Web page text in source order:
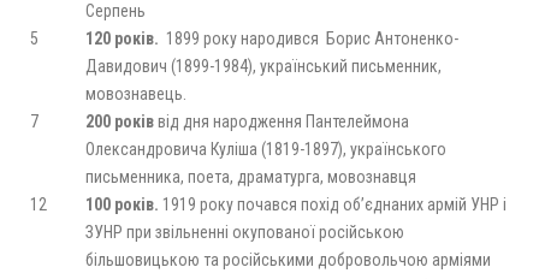
Серпень
5
120 років. 1899 року народився Борис Антоненко-
Давидович (1899-1984), український письменник,
мовознавець.
7
200 роківвід дня народження Пантелеймона
Олександровича Куліша (1819-1897), українського
письменника, поета, драматурга, мовознавця
12
100 років. 1919 року почався похід об’єднаних армій УНР і
ЗУНР при звільненні окупованої російською
більшовицькою та російськими добровольчою арміями